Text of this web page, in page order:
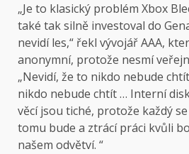
„Je to klasický problém Xbox
také tak silně investoval do
nevidí les,“ řekl vývojář AAA,
anonymní, protože nesmí
„Nevidí, že to nikdo nebude
nikdo nebude chtít … Interní
věcí jsou tiché, protože každý
tomu bude a ztrácí práci kvůli
našem odvětví. “